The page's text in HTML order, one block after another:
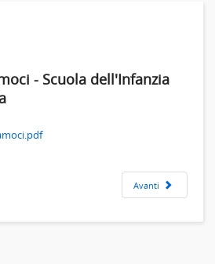
- Scuola dell'Infanzia
Avanti